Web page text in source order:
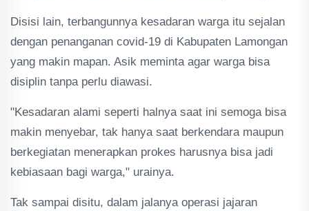
Disisi lain, terbangunnya kesadaran warga itu sejalan
dengan penanganan covid-19 di Kabupaten Lamongan
yang makin mapan. Asik meminta agar warga bisa
disiplin tanpa perlu diawasi.
"Kesadaran alami seperti halnya saat ini semoga bisa
makin menyebar, tak hanya saat berkendara maupun
berkegiatan menerapkan prokes harusnya bisa jadi
kebiasaan bagi warga," urainya.
Tak sampai disitu, dalam jalanya operasi jajaran